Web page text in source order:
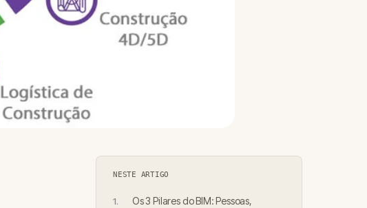
NESTE ARTIGO
Os 3 Pilares do BIM: Pessoas,